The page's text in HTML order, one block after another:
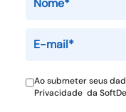
Ao submeter seus
Privacidade da